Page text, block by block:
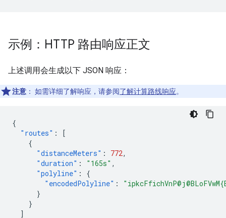
示例：HTTP 路由响应正文
上述调用会生成以下 JSON 响应：
注意 ： 如需详细了解响应，请参阅了解计算路线响应。
{
"routes" :
[
{
"distanceMeters" : 772,
"duration" : "165s" ,
"polyline" :
{
"encodedPolyline" :
}
}
]